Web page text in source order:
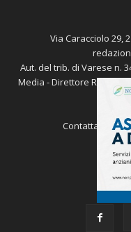
Via Caracciolo 29,
Aut. del trib. di Varese n.
Media - Direttore
Contattaci: